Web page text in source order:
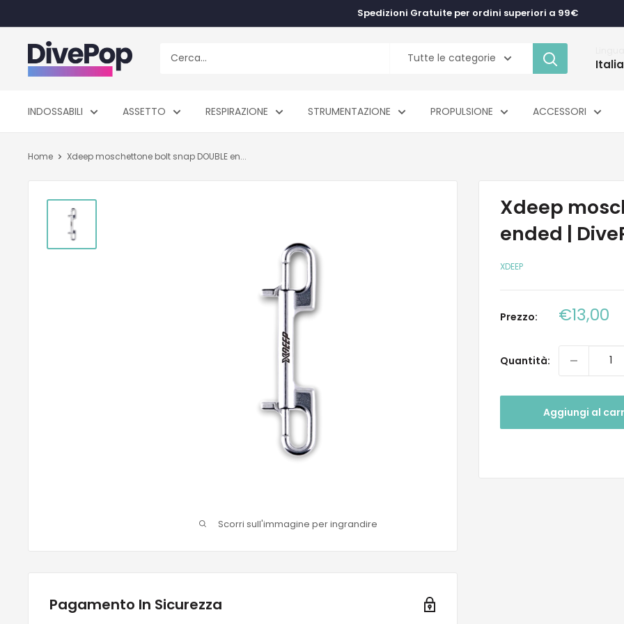
al
contenuto
Spedizioni Gratuite per ordini superiori a 99€
Dive
Pop
Tutte le categorie
INDOSSABILI ASSETTO RESPIRAZIONE STRUMENTAZIONE PROPULSIONE ACCESSORI
Home Xdeep moschettone bolt snap DOUBLE en...
Scorri sull'immagine per ingrandire
Xdeep
ended |
XDEEP
Prezzo: Prezzo
scontato
€13,00
Quantità:
Aggiungi al
Pagamento In Sicurezza